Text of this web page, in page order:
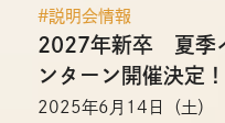
#説明会情報
2027年新卒 夏季
ンターン開催決定！
2025年6月14日（土）